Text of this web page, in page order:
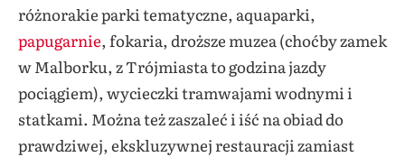
różnorakie parki tematyczne, aquaparki,
papugarnie, fokaria, droższe muzea (choćby zamek
w Malborku, z Trójmiasta to godzina jazdy
pociągiem), wycieczki tramwajami wodnymi i
statkami. Można też zaszaleć i iść na obiad do
prawdziwej, ekskluzywnej restauracji zamiast